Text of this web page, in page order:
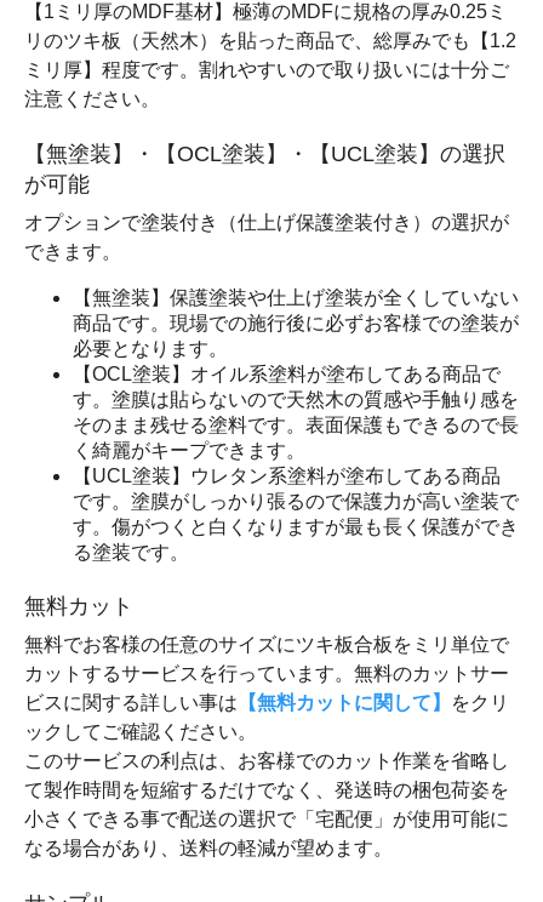
【1ミリ厚のMDF基材】極薄のMDFに規格の厚み0.25ミ
リのツキ板（天然木）を貼った商品で、総厚みでも【1.2
ミリ厚】程度です。割れやすいので取り扱いには十分ご
注意ください。
【無塗装】・【OCL塗装】・【UCL塗装】の選択
が可能
オプションで塗装付き（仕上げ保護塗装付き）の選択が
できます。
【無塗装】保護塗装や仕上げ塗装が全くしていない
商品です。現場での施行後に必ずお客様での塗装が
必要となります。
【OCL塗装】オイル系塗料が塗布してある商品で
す。塗膜は貼らないので天然木の質感や手触り感を
そのまま残せる塗料です。表面保護もできるので長
く綺麗がキープできます。
【UCL塗装】ウレタン系塗料が塗布してある商品
です。塗膜がしっかり張るので保護力が高い塗装で
す。傷がつくと白くなりますが最も長く保護ができ
る塗装です。
無料カット
無料でお客様の任意のサイズにツキ板合板をミリ単位で
カットするサービスを行っています。無料のカットサー
ビスに関する詳しい事は 【無料カットに関して】
をクリ
ックしてご確認ください。
このサービスの利点は、お客様でのカット作業を省略し
て製作時間を短縮するだけでなく、発送時の梱包荷姿を
小さくできる事で配送の選択で「宅配便」が使用可能に
なる場合があり、送料の軽減が望めます。